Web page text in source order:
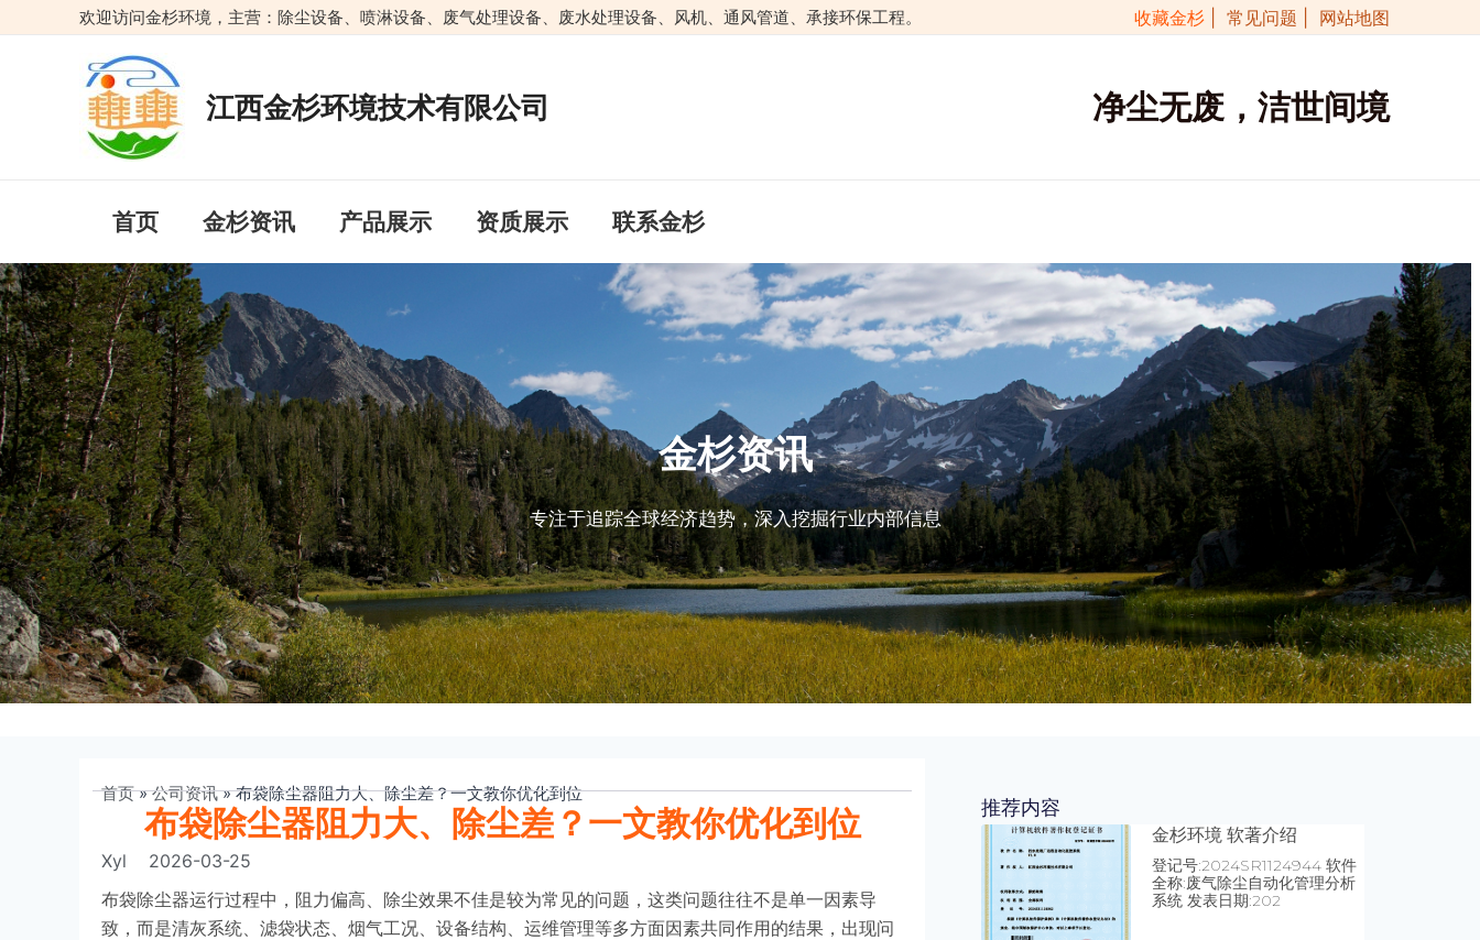
欢迎访问金杉环境，主营：除尘设备、喷淋设备、废气处理设备、废水处理设备、风机、通风管道、承接环保工程。 收藏金杉 | 常见问题 | 网站地图
江西金杉环境技术有限公司 净尘无废，洁世间境
首页 金杉资讯 产品展示 资质展示 联系金杉
金杉资讯
专注于追踪全球经济趋势，深入挖掘行业内部信息
首页»公司资讯»布袋除尘器阻力大、除尘差？一文教你优化到位
布袋除尘器阻力大、除尘差？一文教你优化到位
Xyl 2026-03-25
布袋除尘器运行过程中，阻力偏高、除尘效果不佳是较为常见的问题，这类问题往往不是单一因素导
致，而是清灰系统、滤袋状态、烟气工况、设备结构、运维管理等多方面因素共同作用的结果，出现问
推荐内容
金杉环境 软著介绍
登记号:2024SR1124944 软件
全称:废气除尘自动化管理分析
系统 发表日期:202